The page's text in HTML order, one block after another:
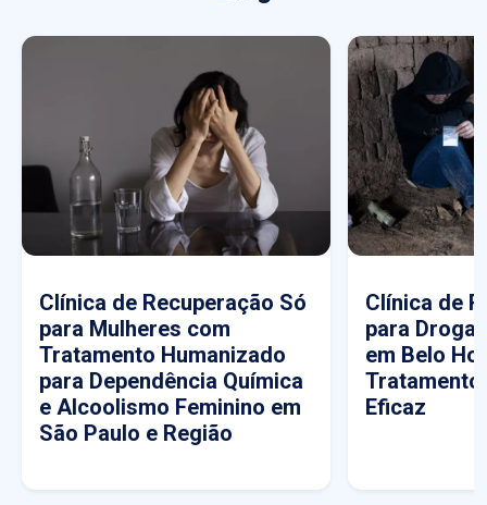
Clínica de Recuperação Só
para Mulheres com
Tratamento Humanizado
para Dependência Química
e Alcoolismo Feminino em
São Paulo e Região
Clínica de
para
em Belo
Tratamento
Eficaz